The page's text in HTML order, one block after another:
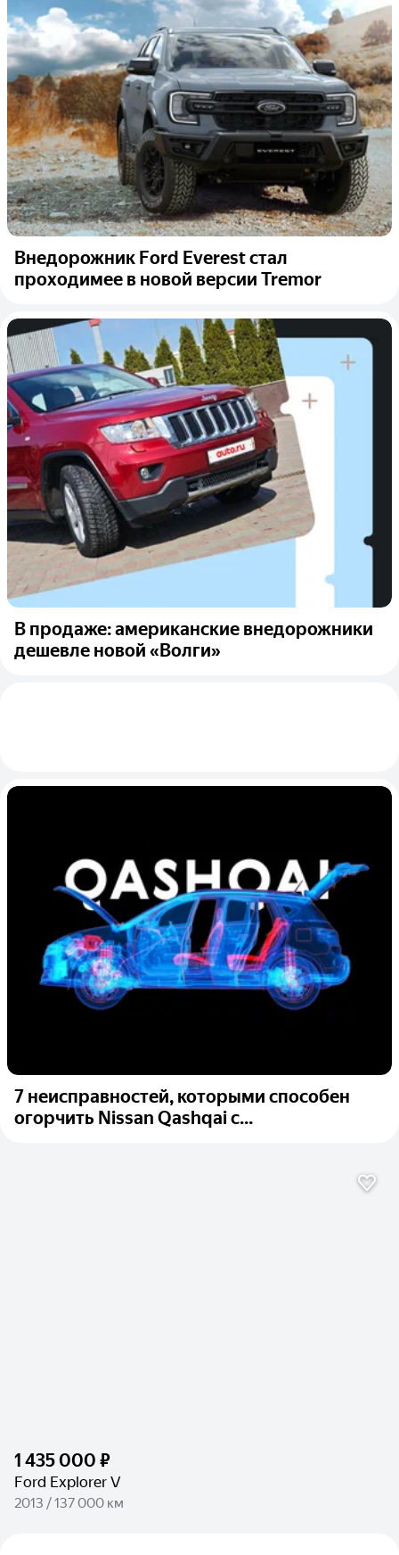
Внедорожник Ford Everest стал
проходимее в новой версии Tremor
В продаже: американские внедорожники
дешевле новой «Волги»
7 неисправностей, которыми способен
огорчить Nissan Qashqai с...
1 435 000 ₽
Ford Explorer V
2013 / 137 000 км